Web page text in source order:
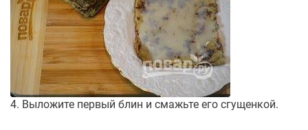
4. Выложите первый блин и смажьте его сгущенкой.